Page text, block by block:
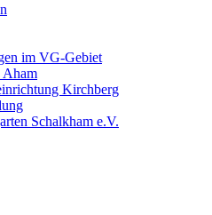
im VG-Gebiet
Aham
Kirchberg
Schalkham e.V.